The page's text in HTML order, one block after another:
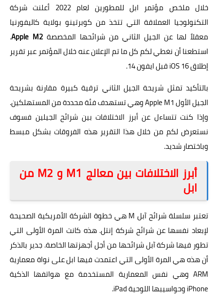
خلال ملخص مؤتمر ابل للمطورين لعام 2022
أعلنت شركة
التكنولوجيا العملاقة التي تتخذ من كوبرتينو بولاية كاليفورنيا
معقلاً لها عن الجيل الثاني من شرائحها المخصصةApple M2
.
استطعنا أن نغطي لكم كل ما تم الإعلان عنه خلال المؤتمر عبر تقرير
إطلاق iOS 16 قبل ايفون 14
.
بالتأكيد تمثل شريحة الجيل الثاني ترقية كبيرة مقارنة بشريحة
الجيل الأول Apple M1 وهي تستهدف فئة محددة من المستهلكين.
وإذا كنت تتساءل عن أبرز الاختلافات بين شرائح الجيلين فسوف
نستعرض لكم من خلال هذا التقرير هذه الفروقات بشكل مبسط
وباختصار شديد.
أبرز الاختلافات بين معالج M1 و M2 من
ابل
تعتبر سلسلة شرائح آبل M هي خطوة الشركة الأمريكية الصحيحة
لإبعاد نفسها عن شرائح شركة إنتل. هذه كانت المرة الأولى التي
تطور فيها شركة آبل شرائحها من أجل أجهزتها الخاصة. جدير بالذكر
أن هذه هي المرة الأولى التي اعتمدت فيها ابل على نواة معمارية
ARM وهي نفس المعمارية المستخدمة مع هواتفها الذكية
iPhone وحواسيبها اللوحية iPad.